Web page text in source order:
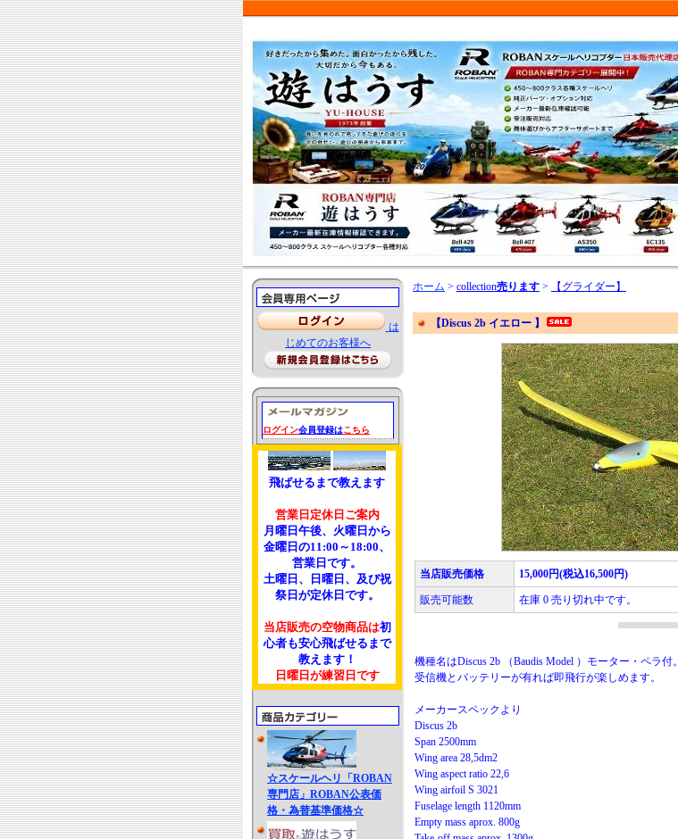
は
じめてのお客様へ
ログイン会員登録はこちら
飛ばせるまで教えます
営業日定休日ご案内
月曜日午後、火曜日から
金曜日の11:00～18:00、
営業日です。
土曜日、日曜日、及び祝
祭日が定休日です。
当店販売の空物商品は初
心者も安心飛ばせるまで
教えます！
日曜日が練習日です
☆スケールヘリ「ROBAN
専門店」ROBAN公表価
格・為替基準価格☆
ホーム > collection売ります > 【グライダー】
【Discus 2b イエロー 】
当店販売価格 15,000円(税込16,500円)
販売可能数 在庫 0 売り切れ中です。
機種名はDiscus 2b （Baudis Model ）モーター・ペラ付。
受信機とバッテリーが有れば即飛行が楽しめます。
メーカースペックより
Discus 2b
Span 2500mm
Wing area 28,5dm2
Wing aspect ratio 22,6
Wing airfoil S 3021
Fuselage length 1120mm
Empty mass aprox. 800g